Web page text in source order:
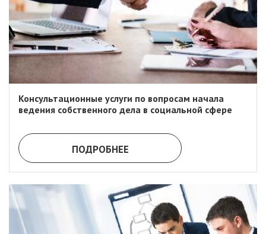
Консультационные услуги по вопросам начала
ведения собственного дела в социальной сфере
ПОДРОБНЕЕ